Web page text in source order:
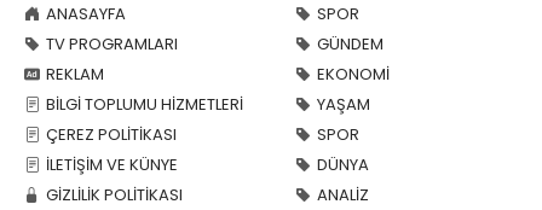
ANASAYFA
TV PROGRAMLARI
REKLAM
BİLGİ TOPLUMU HİZMETLERİ
ÇEREZ POLİTİKASI
İLETİŞİM VE KÜNYE
GİZLİLİK POLİTİKASI
SPOR
GÜNDEM
EKONOMİ
YAŞAM
SPOR
DÜNYA
ANALİZ